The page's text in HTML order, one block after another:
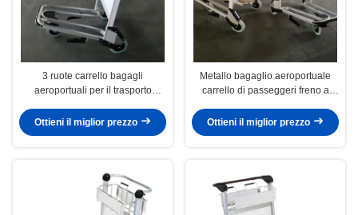
3 ruote carrello bagagli
aeroportuali per il trasporto
Ottieni il miglior prezzo
Metallo bagaglio aeroportuale
carrello di passeggeri freno a
Ottieni il miglior prezzo